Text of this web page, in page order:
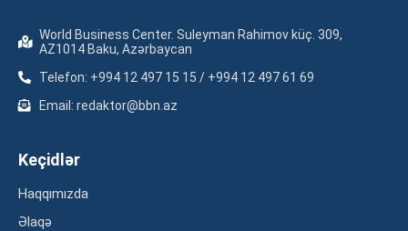
World Business Center. Suleyman Rahimov küç. 309,
AZ1014 Baku, Azərbaycan
Telefon: +994 12 497 15 15 / +994 12 497 61 69
Email: redaktor@bbn.az
Keçidlər
Haqqımızda
Əlaqə